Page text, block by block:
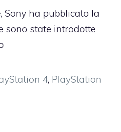
Sony ha pubblicato la
sono state introdotte
4, PlayStation